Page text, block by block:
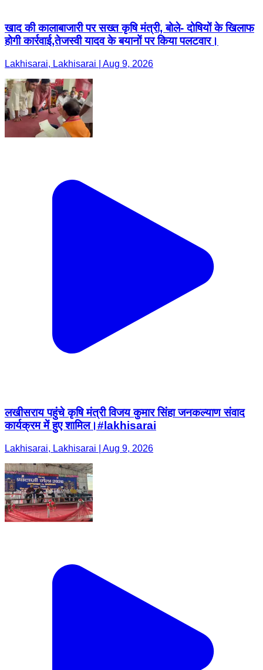
खाद की कालाबाजारी पर सख्त कृषि मंत्री, बोले- दोषियों के खिलाफ
होगी कार्रवाई,तेजस्वी यादव के बयानों पर किया पलटवार।
Lakhisarai, Lakhisarai | Aug 9, 2026
लखीसराय पहुंचे कृषि मंत्री विजय कुमार सिंहा जनकल्याण संवाद
कार्यक्रम में हुए शामिल।#lakhisarai
Lakhisarai, Lakhisarai | Aug 9, 2026